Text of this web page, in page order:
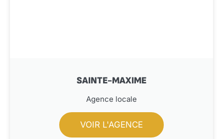
SAINTE-MAXIME
Agence locale
VOIR L'AGENCE